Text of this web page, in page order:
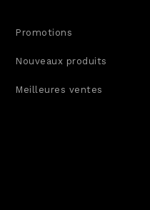
Promotions
Nouveaux produits
Meilleures ventes